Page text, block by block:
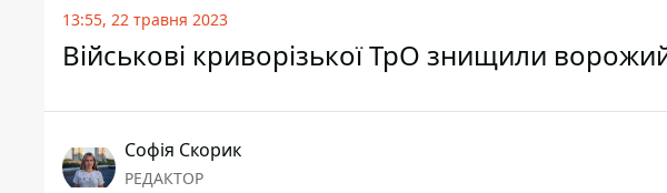
13:55, 22 травня 2023
Військові криворізької ТрО знищили
Софія Скорик
РЕДАКТОР